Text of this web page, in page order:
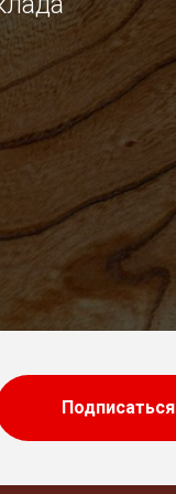
Подписаться